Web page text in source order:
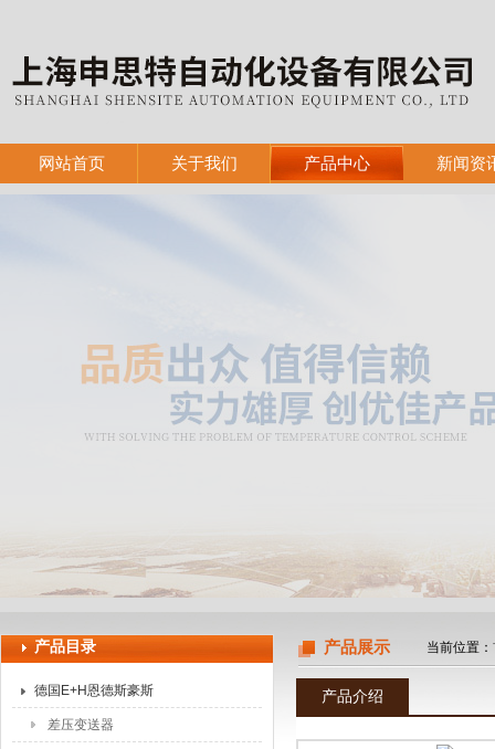
上海申思特自动化设备有限公司
网站首页 关于我们 产品中心 新闻资
产品目录
德国E+H恩德斯豪斯
差压变送器
产品展示 当前位置：
产品介绍